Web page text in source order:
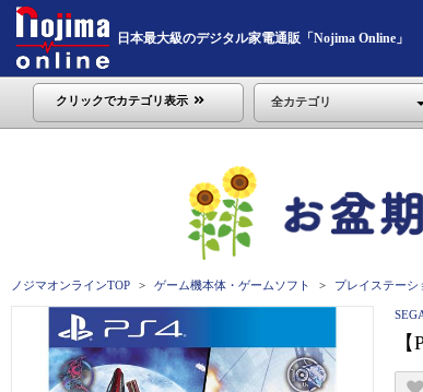
日本最大級のデジタル家電通販「Nojima Online」
クリックでカテゴリ表示 全カテゴリ
ノジマオンラインTOP ゲーム機本体・ゲームソフト プレイステーシ